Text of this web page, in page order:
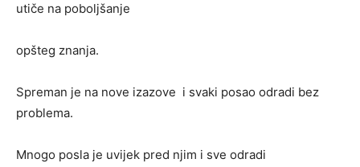
utiče na poboljšanje
opšteg znanja.
Spreman je na nove izazove i svaki posao odradi bez
problema.
Mnogo posla je uvijek pred njim i sve odradi